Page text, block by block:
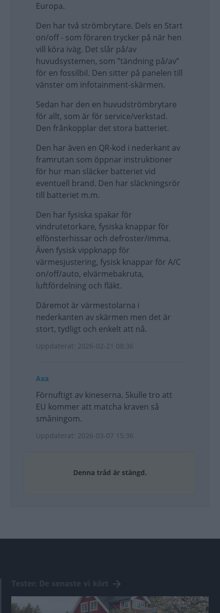
Europa.
Den har två strömbrytare. Dels en Start
on/off - som föraren trycker på när hen
vill köra iväg. Det slår på/av
huvudsystemen, som ”tändning på/av”
för en fossilbil. Den sitter på panelen till
vänster om infotainment-skärmen.
Sedan har den en huvudströmbrytare
för allt, som är för service/verkstad.
Den frånkopplar det stora batteriet.
Den har även en QR-kod i nederkant av
framrutan som öppnar instruktioner
för hur man släcker batteriet vid
eventuell brand. Den har släckningsrör
till batteriet m.m.
Den har fysiska spakar för
vindrutetorkare, fysiska knappar för
elfönsterhissar och defroster/imma.
Även fysisk vippknapp för
värmesjustering, fysisk knappar för A/C
on/off/auto, elvärmebakruta,
luftfördelning och fläkt.
Däremot är värmestolarna i
nederkanten av skärmen men det är
stort, tydligt och enkelt att nå.
Uppdaterat: 2026-02-21 08:36
Axa
Förnuftigt av kineserna. Skulle tro att
EU kommer att matcha kraven så
småningom.
Uppdaterat: 2026-03-07 15:36
Denna tråd är stängd.